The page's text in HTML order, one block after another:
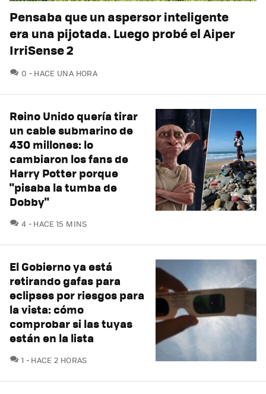
Pensaba que un aspersor inteligente
era una pijotada. Luego probé el Aiper
IrriSense 2
0 COMENTARIOS
HACE UNA HORA
Reino Unido quería tirar
un cable submarino de
430 millones: lo
cambiaron los fans de
Harry Potter porque
"pisaba la tumba de
Dobby"
4 COMENTARIOS
HACE 15 MINS
El Gobierno ya está
retirando gafas para
eclipses por riesgos para
la vista: cómo
comprobar si las tuyas
están en la lista
1 COMENTARIOS
HACE 2 HORAS